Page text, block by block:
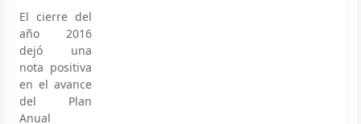
El cierre del
año 2016
dejó una
nota positiva
en el avance
del Plan
Anual